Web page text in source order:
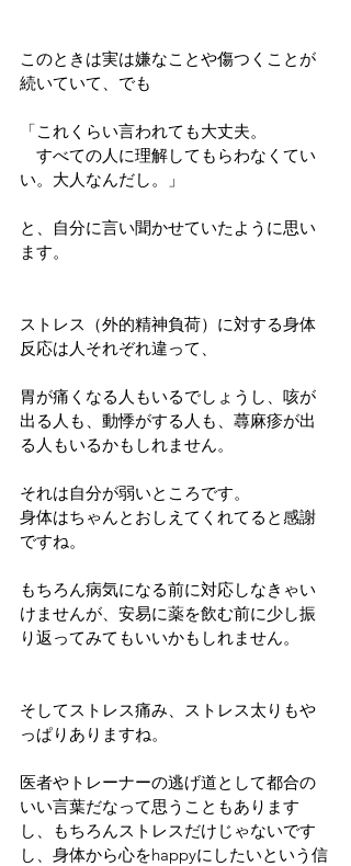
このときは実は嫌なことや傷つくことが
続いていて、でも
「これくらい言われても大丈夫。
すべての人に理解してもらわなくてい
い。大人なんだし。」
と、自分に言い聞かせていたように思い
ます。
ストレス（外的精神負荷）に対する身体
反応は人それぞれ違って、
胃が痛くなる人もいるでしょうし、咳が
出る人も、動悸がする人も、蕁麻疹が出
る人もいるかもしれません。
それは自分が弱いところです。
身体はちゃんとおしえてくれてると感謝
ですね。
もちろん病気になる前に対応しなきゃい
けませんが、安易に薬を飲む前に少し振
り返ってみてもいいかもしれません。
そしてストレス痛み、ストレス太りもや
っぱりありますね。
医者やトレーナーの逃げ道として都合の
いい言葉だなって思うこともあります
し、もちろんストレスだけじゃないです
し、身体から心をhappyにしたいという信